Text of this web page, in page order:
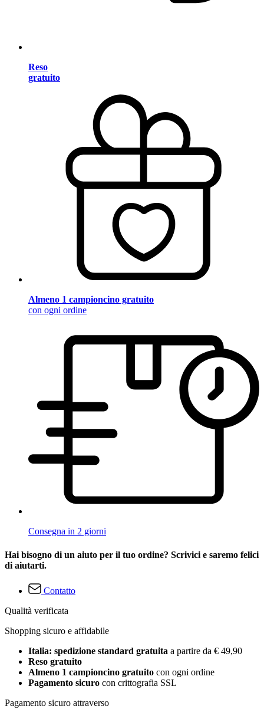
Reso
gratuito
Almeno 1 campioncino gratuito
con ogni ordine
Consegna in 2 giorni
Hai bisogno di un aiuto per il tuo ordine? Scrivici e saremo felici
di aiutarti.
Contatto
Qualità verificata
Shopping sicuro e affidabile
Italia: spedizione standard gratuita a partire da € 49,90
Reso gratuito
Almeno 1 campioncino gratuito con ogni ordine
Pagamento sicuro con crittografia SSL
Pagamento sicuro attraverso